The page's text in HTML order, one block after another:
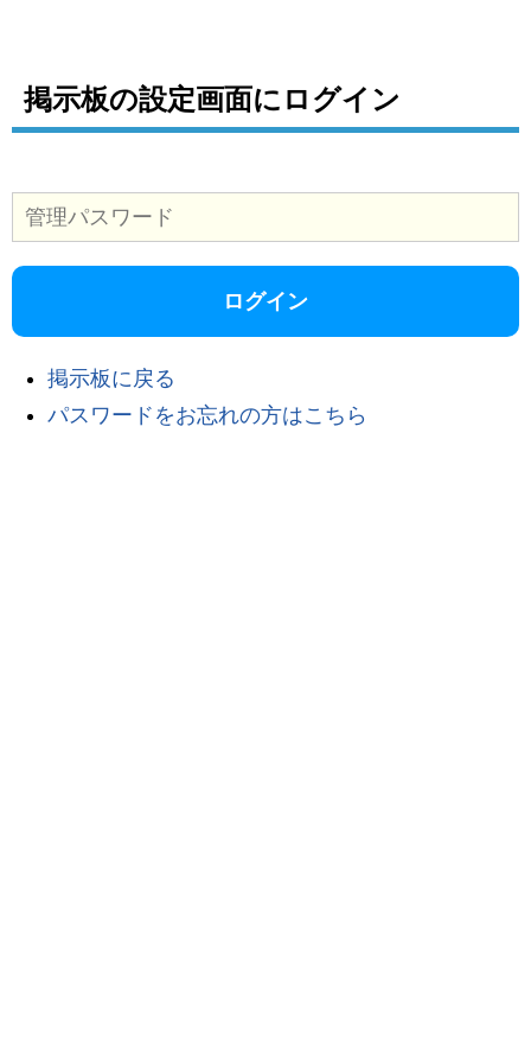
掲示板の設定画面にログイン
掲示板に戻る
パスワードをお忘れの方はこちら